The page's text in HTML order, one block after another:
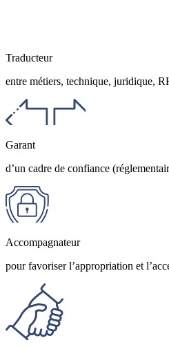
Traducteur
entre métiers, technique, juridique,
Garant
d’un cadre de confiance
Accompagnateur
pour favoriser l’appropriation et